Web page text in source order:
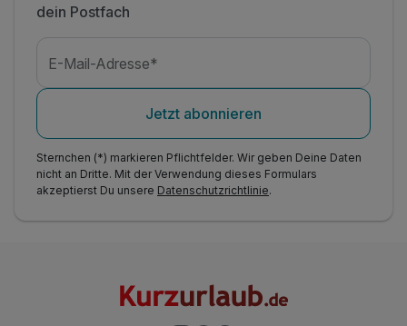
dein Postfach
E-Mail-Adresse*
Jetzt abonnieren
Sternchen (*) markieren Pflichtfelder. Wir geben Deine Daten
nicht an Dritte. Mit der Verwendung dieses Formulars
akzeptierst Du unsere Datenschutzrichtlinie.